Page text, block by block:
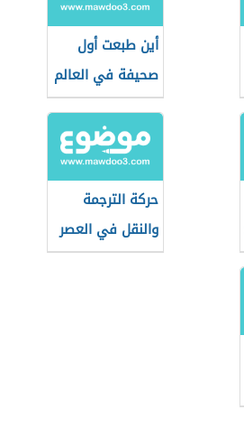
أين طبعت أول
صحيفة في العالم
حركة الترجمة
والنقل في العصر
العباسي الأول